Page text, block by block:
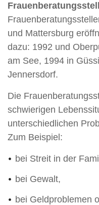
und Mattersburg
dazu: 1992 und
am See, 1994 in
Jennersdorf.
Die
schwierigen
unterschiedlichen
Zum Beispiel:
bei Streit in der
bei Gewalt,
bei Geldproblemen